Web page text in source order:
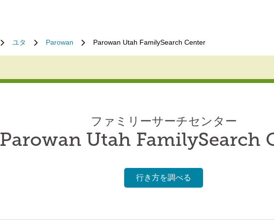
ユタ Parowan Parowan Utah FamilySearch Center
ファミリーサーチセンター
Parowan Utah FamilySearch
行き方を調べる